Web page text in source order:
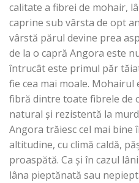
calitate a fibrei de mohair,
caprine sub vârsta de opt
vârstă părul devine prea
de la o capră Angora este
întrucât este primul păr
fie cea mai moale. Mohairul
fibră dintre toate fibrele de
natural și rezistentă la
Angora trăiesc cel mai bine
altitudine, cu climă caldă,
proaspătă. Ca și în cazul
lâna pieptănată sau